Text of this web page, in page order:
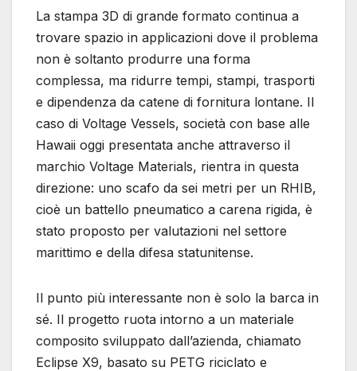
La stampa 3D di grande formato continua a
trovare spazio in applicazioni dove il problema
non è soltanto produrre una forma
complessa, ma ridurre tempi, stampi, trasporti
e dipendenza da catene di fornitura lontane. Il
caso di Voltage Vessels, società con base alle
Hawaii oggi presentata anche attraverso il
marchio Voltage Materials, rientra in questa
direzione: uno scafo da sei metri per un RHIB,
cioè un battello pneumatico a carena rigida, è
stato proposto per valutazioni nel settore
marittimo e della difesa statunitense.
Il punto più interessante non è solo la barca in
sé. Il progetto ruota intorno a un materiale
composito sviluppato dall’azienda, chiamato
Eclipse X9, basato su PETG riciclato e